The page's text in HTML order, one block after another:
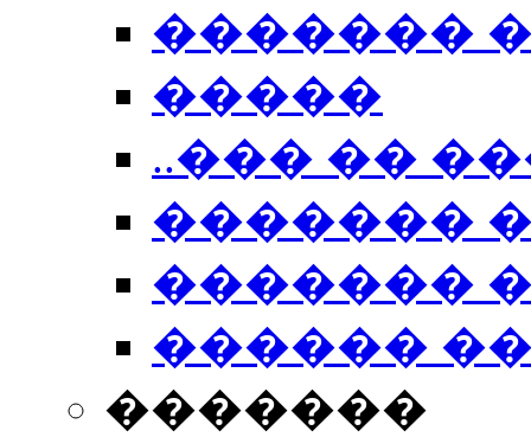
�������
�����
..��� ��
�������
�������
������
�������